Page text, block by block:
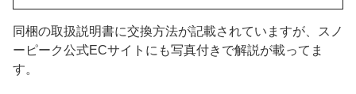
同梱の取扱説明書に交換方法が記載されていますが、スノ
ーピーク公式ECサイトにも写真付きで解説が載ってま
す。